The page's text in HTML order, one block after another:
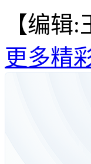
【编辑:
更多精